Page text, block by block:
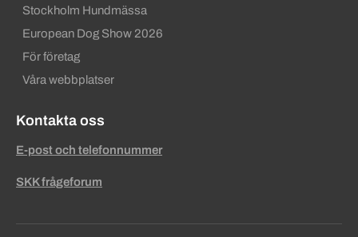
Stockholm Hundmässa
European Dog Show 2026
För företag
Våra webbplatser
Kontakta oss
E-post och telefonnummer
SKK frågeforum